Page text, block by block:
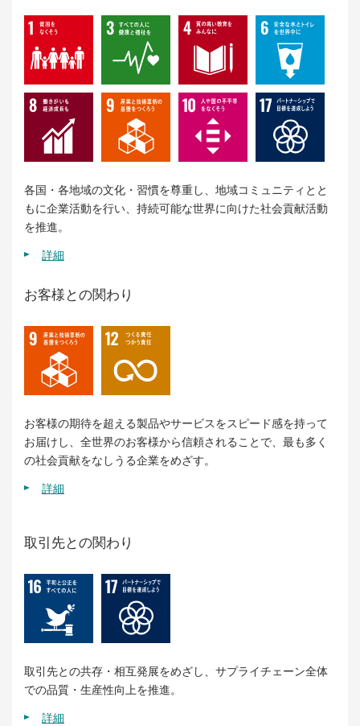
各国・各地域の文化・習慣を尊重し、地域コミュニティとと
もに企業活動を行い、持続可能な世界に向けた社会貢献活動
を推進。
詳細
お客様との関わり
お客様の期待を超える製品やサービスをスピード感を持って
お届けし、全世界のお客様から信頼されることで、最も多く
の社会貢献をなしうる企業をめざす。
詳細
取引先との関わり
取引先との共存・相互発展をめざし、サプライチェーン全体
での品質・生産性向上を推進。
詳細